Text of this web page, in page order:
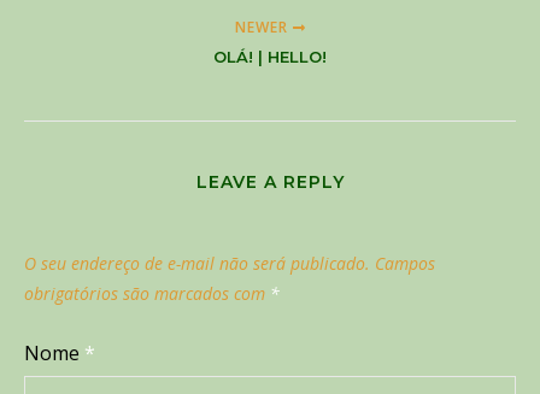
NEWER
OLÁ! | HELLO!
LEAVE A REPLY
O seu endereço de e-mail não será publicado. Campos
obrigatórios são marcados com *
Nome *